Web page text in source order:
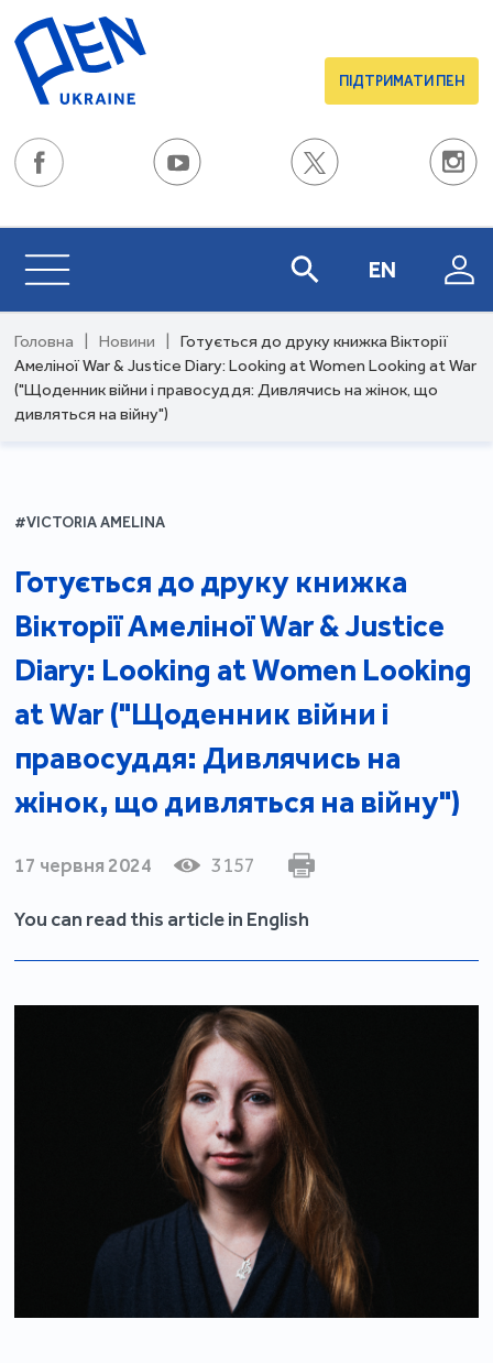
ПІДТРИМАТИ ПЕН
EN
Головна Новини
Готується до друку книжка Вікторії
Амеліної War & Justice Diary: Looking at Women Looking at War
("Щоденник війни і правосуддя: Дивлячись на жінок, що
дивляться на війну")
#VICTORIA AMELINA
Готується до друку книжка
Вікторії Амеліної War & Justice
Diary: Looking at Women Looking
at War ("Щоденник війни і
правосуддя: Дивлячись на
жінок, що дивляться на війну")
17 червня 2024 3157
You can read this article in English